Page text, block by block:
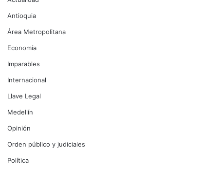
Antioquia
Área Metropolitana
Economía
Imparables
Internacional
Llave Legal
Medellín
Opinión
Orden público y judiciales
Política